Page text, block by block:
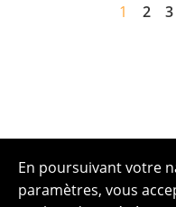
1 2 3
En poursuivant votre
paramètres, vous